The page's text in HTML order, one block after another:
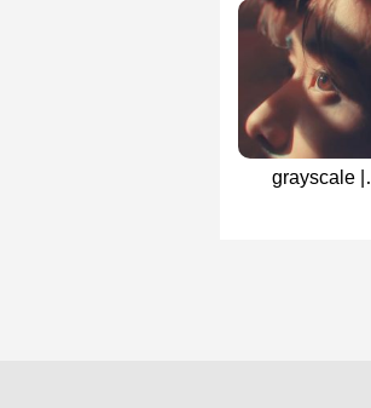
grayscale |